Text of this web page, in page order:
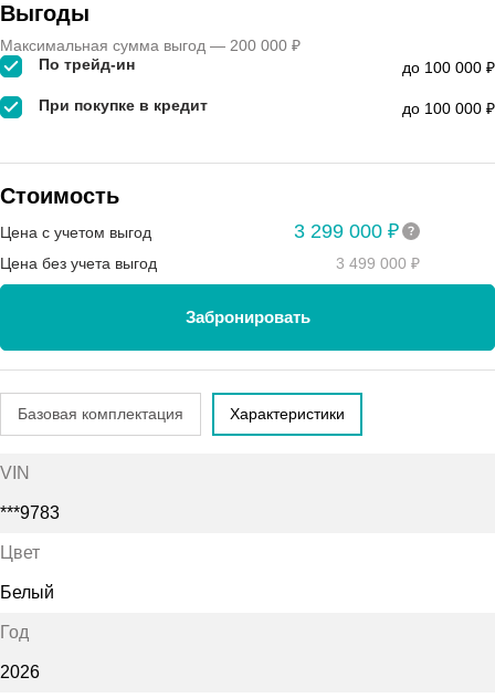
Выгоды
Максимальная сумма выгод — 200 000 ₽
По трейд-ин
до 100 000 ₽
При покупке в кредит до 100 000 ₽
Стоимость
Цена с учетом выгод 3 299 000 ₽
Цена без учета выгод 3 499 000 ₽
Забронировать
Базовая комплектация Характеристики
VIN
***9783
Цвет
Белый
Год
2026